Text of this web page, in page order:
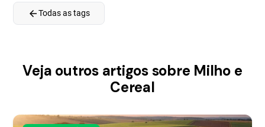
arrow_backTodas as tags
Veja outros artigos sobre Milho e
Cereal